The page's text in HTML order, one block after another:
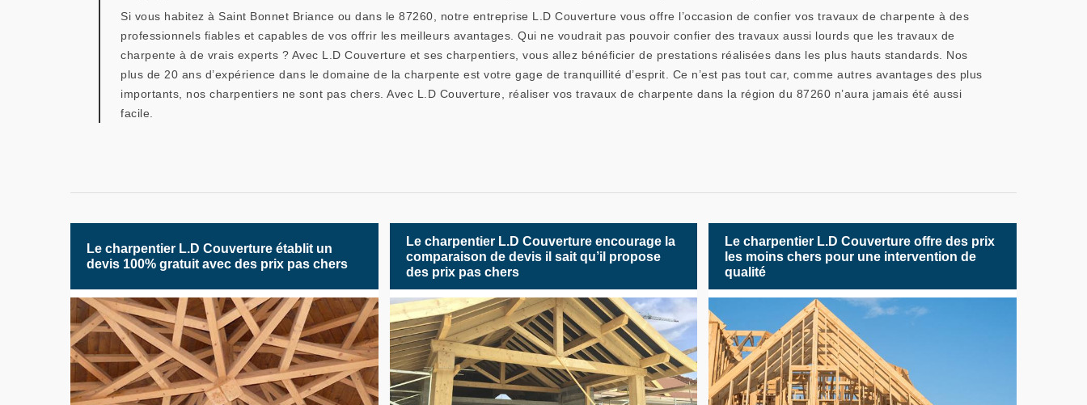
Si vous habitez à Saint Bonnet Briance ou dans le 87260, notre entreprise L.D Couverture vous offre l’occasion de confier vos travaux de charpente à des
professionnels fiables et capables de vos offrir les meilleurs avantages. Qui ne voudrait pas pouvoir confier des travaux aussi lourds que les travaux de
charpente à de vrais experts ? Avec L.D Couverture et ses charpentiers, vous allez bénéficier de prestations réalisées dans les plus hauts standards. Nos
plus de 20 ans d’expérience dans le domaine de la charpente est votre gage de tranquillité d’esprit. Ce n’est pas tout car, comme autres avantages des plus
importants, nos charpentiers ne sont pas chers. Avec L.D Couverture, réaliser vos travaux de charpente dans la région du 87260 n’aura jamais été aussi
facile.
Le charpentier L.D Couverture établit un
devis 100% gratuit avec des prix pas chers
Le charpentier L.D Couverture encourage la
comparaison de devis il sait qu’il propose
des prix pas chers
Le charpentier L.D Couverture offre des prix
les moins chers pour une intervention de
qualité